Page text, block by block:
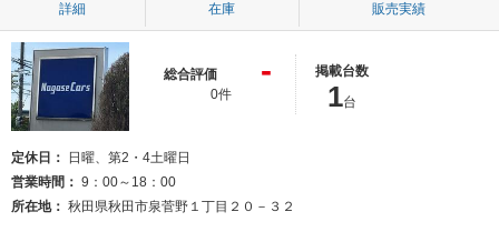
詳細 在庫 販売実績
総合評価 -
0件
掲載台数
1台
定休日
日曜、第2・4土曜日
営業時間
9：00～18：00
所在地
秋田県秋田市泉菅野１丁目２０－３２